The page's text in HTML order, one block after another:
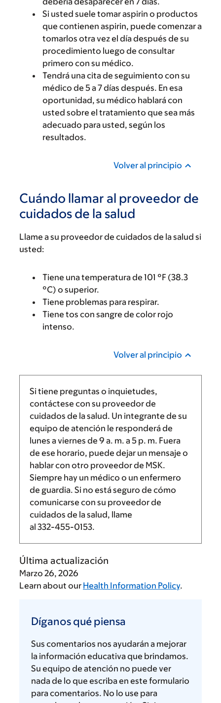
Si usted suele tomar aspirin o productos
que contienen aspirin, puede comenzar a
tomarlos otra vez el día después de su
procedimiento luego de consultar
primero con su médico.
Tendrá una cita de seguimiento con su
médico de 5 a 7 días después. En esa
oportunidad, su médico hablará con
usted sobre el tratamiento que sea más
adecuado para usted, según los
resultados.
Volver al principio
Cuándo llamar al proveedor de
cuidados de la salud
Llame a su proveedor de cuidados de la salud si
usted:
Tiene una temperatura de 101 °F (38.3
°C) o superior.
Tiene problemas para respirar.
Tiene tos con sangre de color rojo
intenso.
Volver al principio
Si tiene preguntas o inquietudes,
contáctese con su proveedor de
cuidados de la salud. Un integrante de su
equipo de atención le responderá de
lunes a viernes de 9 a. m. a5 p. m. Fuera
de ese horario, puede dejar un mensaje o
hablar con otro proveedor de MSK.
Siempre hay un médico o un enfermero
de guardia. Si no está seguro de cómo
comunicarse con su proveedor de
cuidados de la salud, llame
al 332-455-0153.
Última actualización
Marzo 26, 2026
Learn about our Health Information Policy.
qué
piensa
Díganos qué piensa
Sus comentarios nos ayudarán a mejorar
la información educativa que brindamos.
Su equipo de atención no puede ver
nada de lo que escriba en este formulario
para comentarios. No lo use para